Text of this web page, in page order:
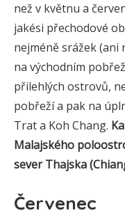
než v květnu a
jakési přechodové
nejméně srážek (ani
na východním
přilehlých ostrovů,
pobřeží a pak na
Trat a Koh Chang.
Malajského
sever Thajska
Červenec